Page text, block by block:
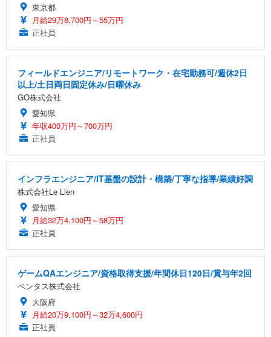
東京都
月給29万8,700円～55万円
正社員
フィールドエンジニア/リモートワーク・在宅勤務可/週休2日
以上/土日両日固定休み/日曜休み
GO株式会社
愛知県
年収400万円～700万円
正社員
インフラエンジニア/IT基盤の設計・構築/丁寧な指導/業績好調
株式会社Le Lien
愛知県
月給32万4,100円～58万円
正社員
ゲームQAエンジニア/資格取得支援/年間休日120日/賞与年2回
ベンタス株式会社
大阪府
月給20万9,100円～32万4,600円
正社員